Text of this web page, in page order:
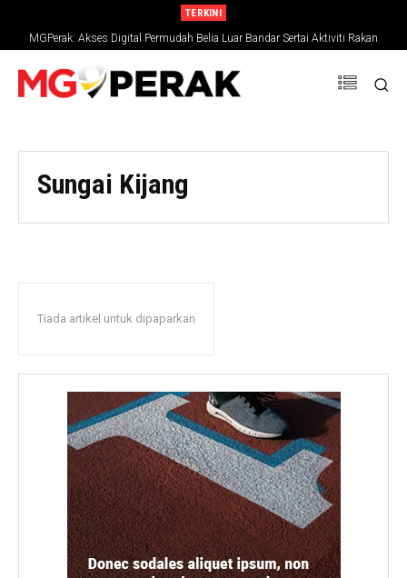
TERKINI
MGPerak: Akses Digital Permudah Belia Luar Bandar Sertai Aktiviti Rakan
Muda
Sungai Kijang
Tiada artikel untuk dipaparkan